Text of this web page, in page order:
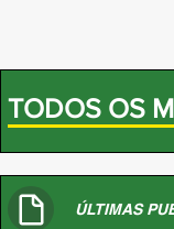
TODOS OS
ÚLTIMAS